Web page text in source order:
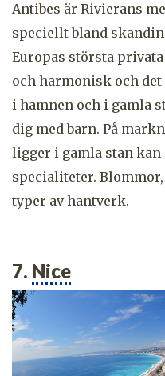
Antibes är Rivierans
speciellt bland
Europas största
och harmonisk och
i hamnen och i gamla
dig med barn. På
ligger i gamla stan
specialiteter.
typer av hantverk.
7. Nice